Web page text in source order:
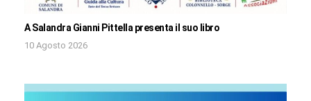
A Salandra Gianni Pittella presenta il suo libro
10 Agosto 2026